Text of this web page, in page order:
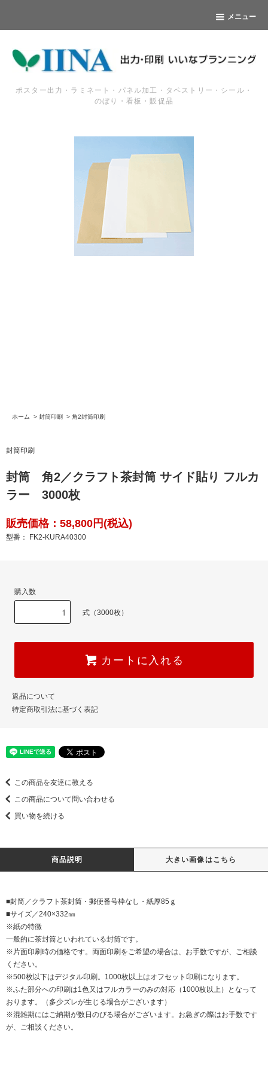
メニュー
ポスター出力・ラミネート・パネル加工・タペストリー・シール・
のぼり・看板・販促品
ホーム > 封筒印刷 > 角2封筒印刷
封筒印刷
封筒 角2／クラフト茶封筒 サイド貼り フルカ
ラー 3000枚
販売価格：58,800円(税込)
型番： FK2-KURA40300
購入数
式（3000枚）
カートに入れる
返品について
特定商取引法に基づく表記
この商品を友達に教える
この商品について問い合わせる
買い物を続ける
商品説明 大きい画像はこちら
■封筒／クラフト茶封筒・郵便番号枠なし・紙厚85ｇ
■サイズ／240×332㎜
※紙の特徴
一般的に茶封筒といわれている封筒です。
※片面印刷時の価格です。両面印刷をご希望の場合は、お手数ですが、ご相談
ください。
※500枚以下はデジタル印刷。1000枚以上はオフセット印刷になります。
※ふた部分への印刷は1色又はフルカラーのみの対応（1000枚以上）となって
おります。（多少ズレが生じる場合がございます）
※混雑期にはご納期が数日のびる場合がございます。お急ぎの際はお手数です
が、ご相談ください。